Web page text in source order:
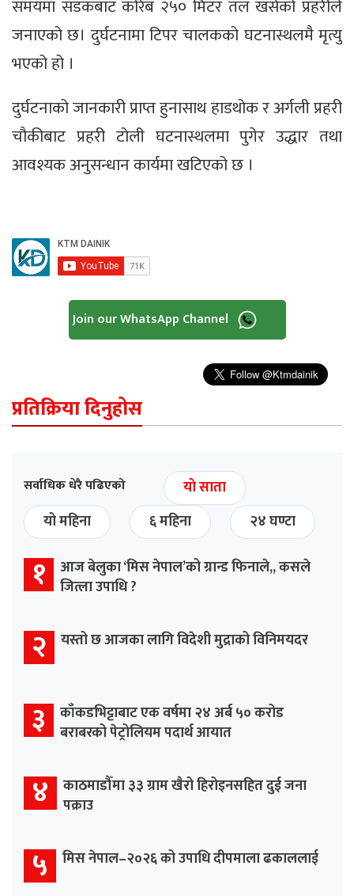
समयमा सडकबाट करिब २५० मिटर तल खसेको प्रहरीले
जनाएको छ। दुर्घटनामा टिपर चालकको घटनास्थलमै मृत्यु
भएको हो ।
दुर्घटनाको जानकारी प्राप्त हुनासाथ हाडथोक र अर्गली प्रहरी
चौकीबाट प्रहरी टोली घटनास्थलमा पुगेर उद्धार तथा
आवश्यक अनुसन्धान कार्यमा खटिएको छ ।
Join our WhatsApp Channel
प्रतिक्रिया दिनुहोस
सर्वाधिक धेरै पढिएको
यो साता
यो महिना
६ महिना २४ घण्टा
१ आज बेलुका ‘मिस नेपाल’को ग्रान्ड फिनाले,, कसले
जित्ला उपाधि ?
२ यस्तो छ आजका लागि विदेशी मुद्राको विनिमयदर
३ काँकडभिट्टाबाट एक वर्षमा २४ अर्ब ५० करोड
बराबरको पेट्रोलियम पदार्थ आयात
४ काठमाडौँमा ३३ ग्राम खैरो हिरोइनसहित दुई जना
पक्राउ
५ मिस नेपाल–२०२६ को उपाधि दीपमाला ढकाललाई